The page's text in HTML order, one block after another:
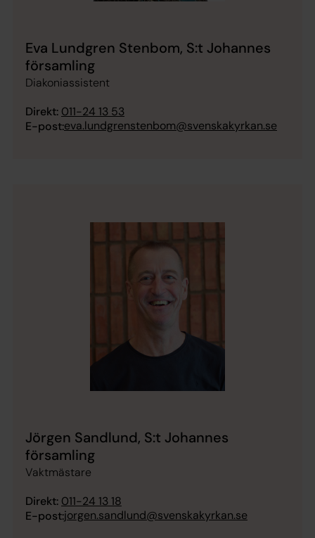
Eva Lundgren Stenbom, S:t Johannes
församling
Diakoniassistent
Direkt: 011-24 13 53
E-post:eva.lundgrenstenbom@svenskakyrkan.se
Jörgen Sandlund, S:t Johannes
församling
Vaktmästare
Direkt: 011-24 13 18
E-post:jorgen.sandlund@svenskakyrkan.se